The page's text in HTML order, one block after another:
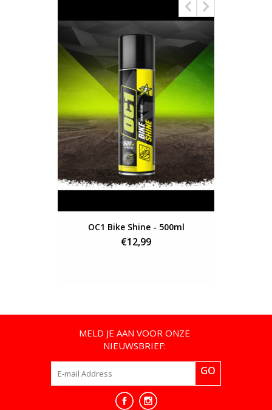
OC1 Bike Shine - 500ml
€12,99
MELD JE AAN VOOR ONZE
NIEUWSBRIEF:
GO